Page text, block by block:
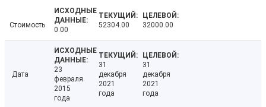
Стоимость
0.00
52304.00 32000.00
Дата
23
февраля
2015
года
31
декабря
2021
года
31
декабря
2021
года